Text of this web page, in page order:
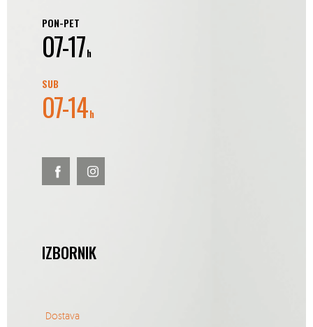
PON-PET
07-17h
SUB
07-14h
IZBORNIK
Dostava